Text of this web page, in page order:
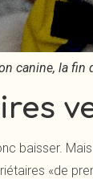
canine, la fin
baisser.
«de